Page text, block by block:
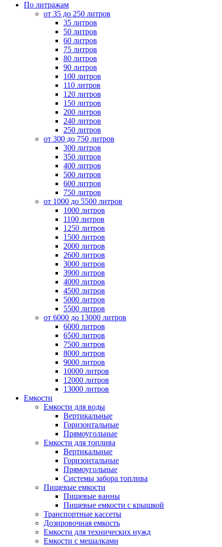
По литражам
от 35 до 250 литров
35 литров
50 литров
60 литров
75 литров
80 литров
90 литров
100 литров
110 литров
120 литров
150 литров
200 литров
240 литров
250 литров
от 300 до 750 литров
300 литров
350 литров
400 литров
500 литров
600 литров
750 литров
от 1000 до 5500 литров
1000 литров
1100 литров
1250 литров
1500 литров
2000 литров
2600 литров
3000 литров
3900 литров
4000 литров
4500 литров
5000 литров
5500 литров
от 6000 до 13000 литров
6000 литров
6500 литров
7500 литров
8000 литров
9000 литров
10000 литров
12000 литров
13000 литров
Емкости
Емкости для воды
Вертикальные
Горизонтальные
Прямоугольные
Емкости для топлива
Вертикальные
Горизонтальные
Прямоугольные
Системы забора топлива
Пищевые емкости
Пищевые ванны
Пищевые емкости с крышкой
Транспортные кассеты
Дозировочная емкость
Емкости для технических нужд
Емкости с мешалками